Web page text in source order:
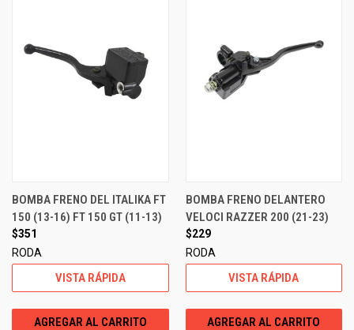
BOMBA FRENO DEL ITALIKA FT
150 (13-16) FT 150 GT (11-13)
$351
RODA
VISTA RÁPIDA
AGREGAR AL CARRITO
BOMBA FRENO DELANTERO
VELOCI RAZZER 200 (21-23)
$229
RODA
VISTA RÁPIDA
AGREGAR AL CARRITO